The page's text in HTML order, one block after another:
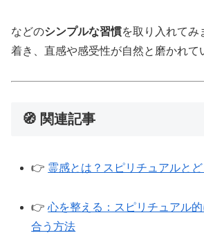
などのシンプルな習慣を取り入れてみ
着き、直感や感受性が自然と磨かれて
🧭 関連記事
👉 霊感とは？スピリチュアルと
👉心を整える：スピリチュアル
合う方法